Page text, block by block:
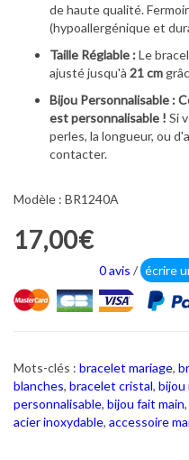
de haute qualité.
(hypoallergénique et
Taille Réglable :Le
ajusté jusqu'à 21 cm
Bijou Personnalisable :
est personnalisable ! Si
perles, la longueur, ou
contacter.
Modèle : BR1240A
17,00€
0 avis / écrire
Mots-clés : bracelet mariage,
blanches, bracelet cristal, bijou
personnalisable, bijou fait main,
acier inoxydable, accessoire